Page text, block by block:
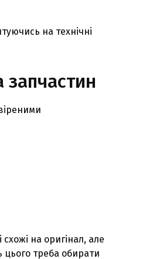
на технічні
запчастин
на оригінал, але
цього треба обирати